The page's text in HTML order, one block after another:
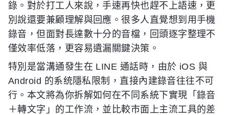
錄。對於打工人來說，手速再快也趕不上語速，更
別說還要兼顧理解與回應。很多人直覺想到用手機
錄音，但面對長達數十分的音檔，回頭逐字整理不
僅效率低落，更容易遺漏關鍵決策。
特別是當溝通發生在 LINE 通話時，由於 iOS 與
Android 的系统隱私限制，直接內建錄音往往不可
行。本文將為你拆解如何在不同系統下實現「錄音
＋轉文字」的工作流，並比較市面上主流工具的差